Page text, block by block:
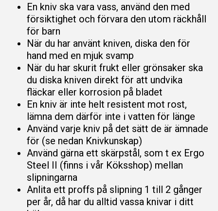
En kniv ska vara vass, använd den med
försiktighet och förvara den utom räckhåll
för barn
När du har använt kniven, diska den för
hand med en mjuk svamp
När du har skurit frukt eller grönsaker ska
du diska kniven direkt för att undvika
fläckar eller korrosion på bladet
En kniv är inte helt resistent mot rost,
lämna dem därför inte i vatten för länge
Använd varje kniv på det sätt de är ämnade
för (se nedan Knivkunskap)
Använd gärna ett skärpstål, som t ex Ergo
Steel II (finns i vår Köksshop) mellan
slipningarna
Anlita ett proffs på slipning 1 till 2 gånger
per år, då har du alltid vassa knivar i ditt
hemsidan
används.
Upplevelse
För att vår
hemsida
ska prestera
så bra som
möjligt
under ditt
besök. Om
du nekar de
här kakorna
kommer
viss
funktionalitet
att försvinna
hemsidan.